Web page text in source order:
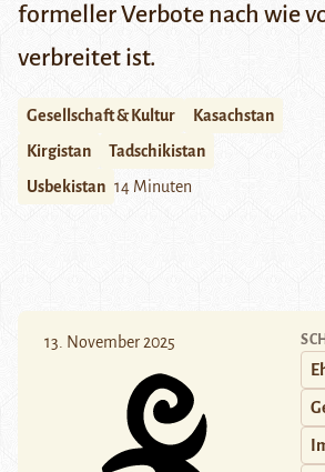
formeller Verbote nach wie
verbreitet ist.
Gesellschaft & Kultur
Kasachstan
Kirgistan
Tadschikistan
Usbekistan 14 Minuten
13. November 2025